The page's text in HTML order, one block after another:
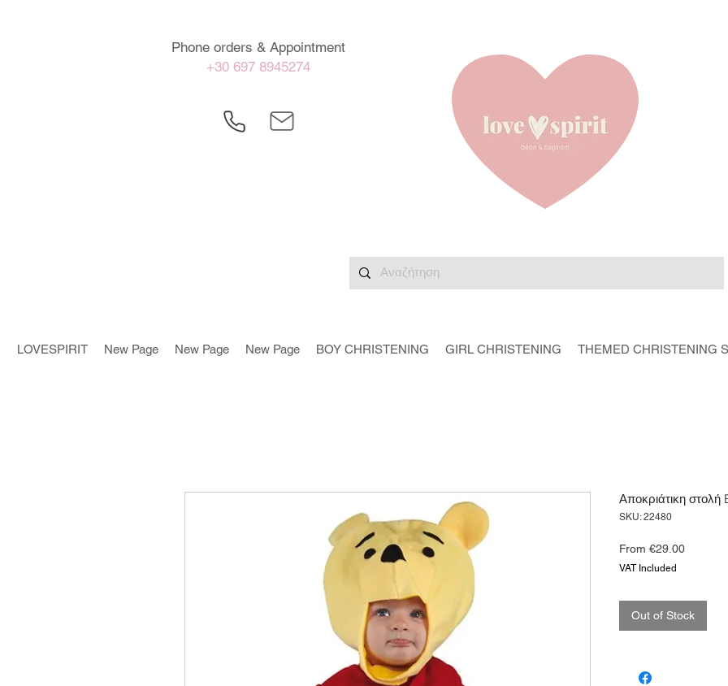
Phone orders & Appointment
+30 697 8945274
Αποκριάτικη
SKU: 22480
From €29.00Sale
VAT Included
Out of Stock
LOVESPIRIT New Page New Page New Page BOY CHRISTENING GIRL CHRISTENING THEMED CHRISTENING